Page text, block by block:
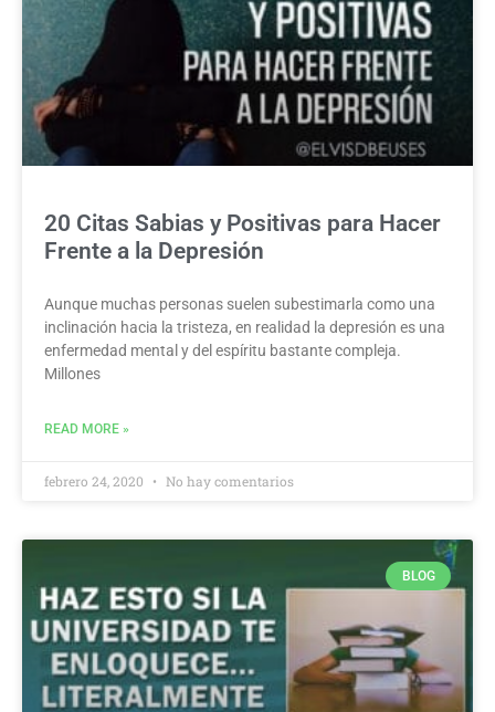
20 Citas Sabias y Positivas para Hacer
Frente a la Depresión
Aunque muchas personas suelen subestimarla como una
inclinación hacia la tristeza, en realidad la depresión es una
enfermedad mental y del espíritu bastante compleja.
Millones
READ MORE »
febrero 24, 2020 No hay comentarios
BLOG